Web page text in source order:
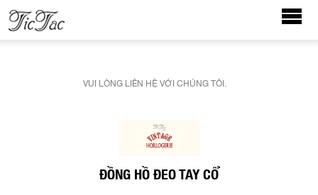
VUI LÒNG LIÊN HỆ VỚI CHÚNG TÔI.
ĐỒNG HỒ ĐEO TAY CỔ